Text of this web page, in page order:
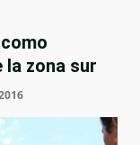
zona sur